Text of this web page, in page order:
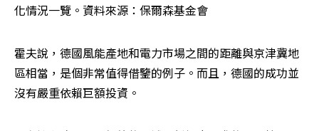
化情況一覽。資料來源：保爾森基金會
霍夫說，德國風能產地和電力市場之間的距離與京津冀地
區相當，是個非常值得借鑒的例子。而且，德國的成功並
沒有嚴重依賴巨額投資。